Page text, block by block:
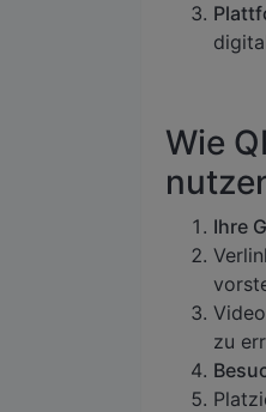
Wie
Ihre
zu